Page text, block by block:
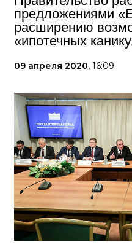
предложениями
расширению
«ипотечных
09 апреля 2020, 16:09